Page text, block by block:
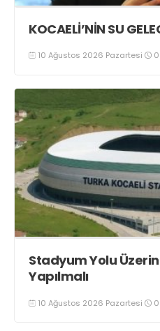
KOCAELİ’NİN SU
10 Ağustos 2026 Pazartesi
Stadyum Yolu
Yapılmalı
10 Ağustos 2026 Pazartesi